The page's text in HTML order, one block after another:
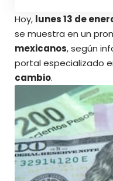
Hoy, lunes 13 de
se muestra en un
mexicanos, según
portal especializado
cambio.